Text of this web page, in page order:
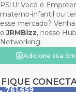
PSIU! Você é
materno-infantil ou
esse mercado?
oJRMBizz, nosso
Networking:
Adicione sua
FIQUE
761.659